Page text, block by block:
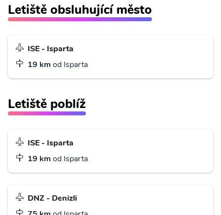
Letiště obsluhující město
ISE - Isparta
19 km od Isparta
Letiště poblíž
ISE - Isparta
19 km od Isparta
DNZ - Denizli